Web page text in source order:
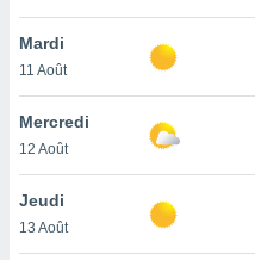
ou
le
ainsi
un
Mardi
11 Août
Mercredi
12 Août
Jeudi
13 Août